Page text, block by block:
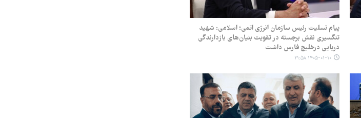
پیام تسلیت رئیس سازمان انرژی اتمی؛ اسلامی: شهید
تنگسیری نقش برجسته در تقویت بنیان‌های بازدارندگی
دریایی درخلیج فارس داشت
۱۴۰۵-۰۱-۱۰ ۲۱:۵۸